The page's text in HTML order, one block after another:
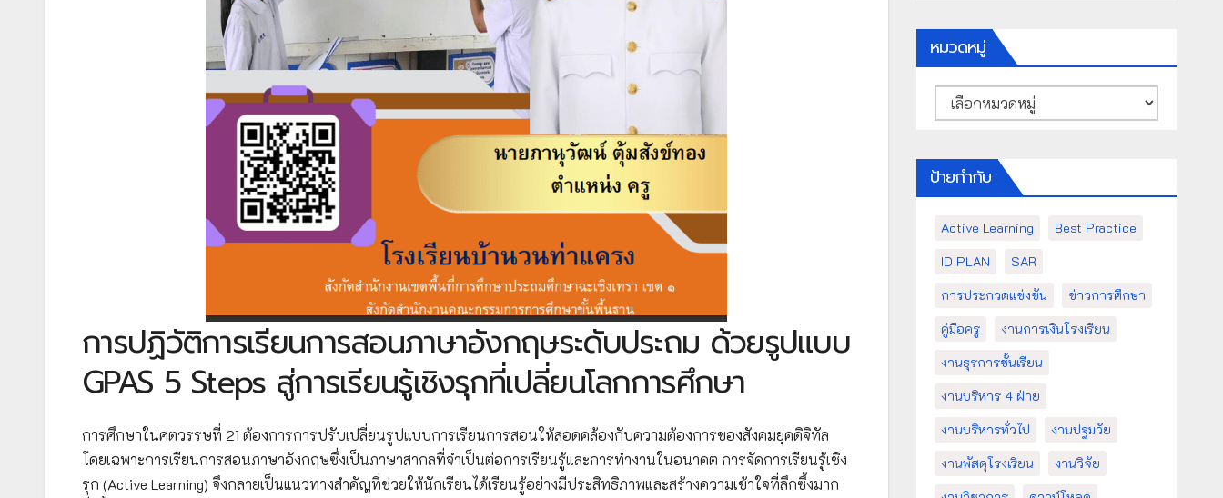
การปฏิวัติการเรียนการสอนภาษาอังกฤษระดับประถม ด้วยรูปแบบ
GPAS 5 Steps สู่การเรียนรู้เชิงรุกที่เปลี่ยนโลกการศึกษา
การศึกษาในศตวรรษที่ 21 ต้องการการปรับเปลี่ยนรูปแบบการเรียนการสอนให้สอดคล้องกับความต้องการของสังคมยุคดิจิทัล
โดยเฉพาะการเรียนการสอนภาษาอังกฤษซึ่งเป็นภาษาสากลที่จำเป็นต่อการเรียนรู้และการทำงานในอนาคต การจัดการเรียนรู้เชิง
รุก (Active Learning) จึงกลายเป็นแนวทางสำคัญที่ช่วยให้นักเรียนได้เรียนรู้อย่างมีประสิทธิภาพและสร้างความเข้าใจที่ลึกซึ้งมาก
หมวดหมู่
หมวด
หมู่
ป้ายกำกับ
Active Learning
Best Practice
ID PLAN
SAR
การประกวดแข่งขัน
ข่าวการศึกษา
คู่มือครู
งานการเงินโรงเรียน
งานธุรการชั้นเรียน
งานบริหาร 4 ฝ่าย
งานบริหารทั่วไป
งานปฐมวัย
งานพัสดุโรงเรียน
งานวิจัย